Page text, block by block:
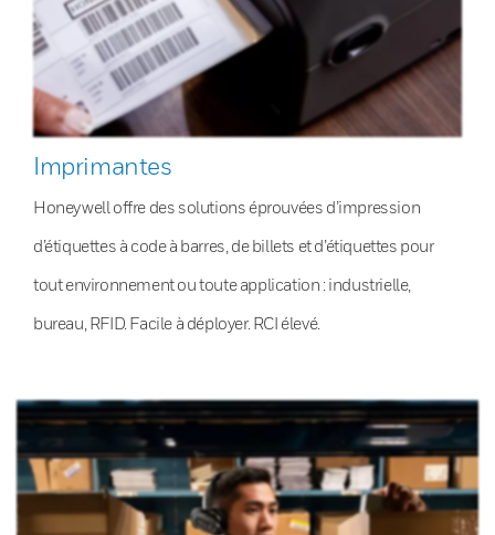
Imprimantes
Honeywell offre des solutions éprouvées d’impression
d’étiquettes à code à barres, de billets et d’étiquettes pour
tout environnement ou toute application : industrielle,
bureau, RFID. Facile à déployer. RCI élevé.